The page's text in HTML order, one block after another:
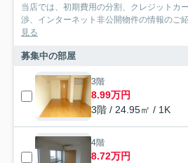
当店では、初期費用の分割、クレジットカ
渉、インターネット非公開物件の情報のご
見る
募集中の部屋
3階
8.99万円
3階 / 24.95㎡ / 1K
4階
8.72万円